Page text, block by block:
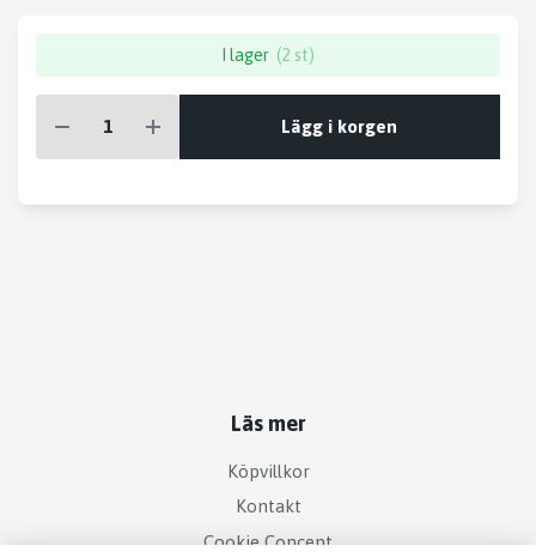
I lager (2 st)
Lägg i korgen
Läs mer
Köpvillkor
Kontakt
Cookie Concent